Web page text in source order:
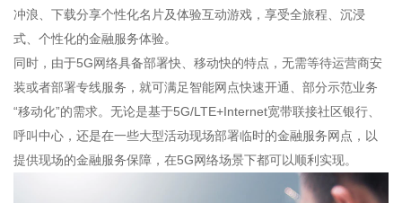
冲浪、下载分享个性化名片及体验互动游戏，享受全旅程、沉浸
式、个性化的金融服务体验。
同时，由于5G网络具备部署快、移动快的特点，无需等待运营商安
装或者部署专线服务，就可满足智能网点快速开通、部分示范业务
“移动化”的需求。无论是基于5G/LTE+Internet宽带联接社区银行、
呼叫中心，还是在一些大型活动现场部署临时的金融服务网点，以
提供现场的金融服务保障，在5G网络场景下都可以顺利实现。